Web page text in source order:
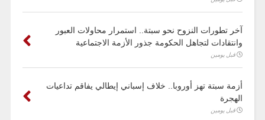
آخر تطورات النزوح نحو سبتة.. استمرار محاولات العبور
وانتقادات لتجاهل الحكومة جذور الأزمة الاجتماعية
قبل يومين
أزمة سبتة تهز أوروبا.. خلاف إسباني إيطالي يفاقم تداعيات
الهجرة
قبل يومين